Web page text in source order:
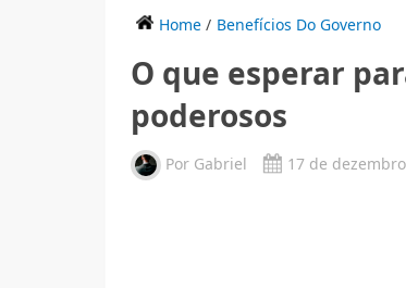
Home / Benefícios Do Governo
O que esperar
poderosos
Por Gabriel 17 de